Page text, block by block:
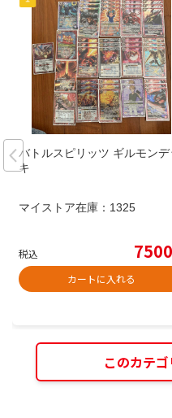
バトルスピリッツ ギルモンデ
キ
マイストア在庫： 1325
税込 7500
カートに入れる
このカテ